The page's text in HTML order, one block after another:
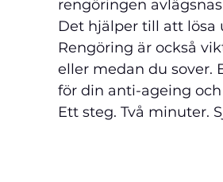
rengöringen
Det hjälper till att lösa
Rengöring är också
eller medan du sover.
för din anti-ageing
Ett steg. Två minuter.